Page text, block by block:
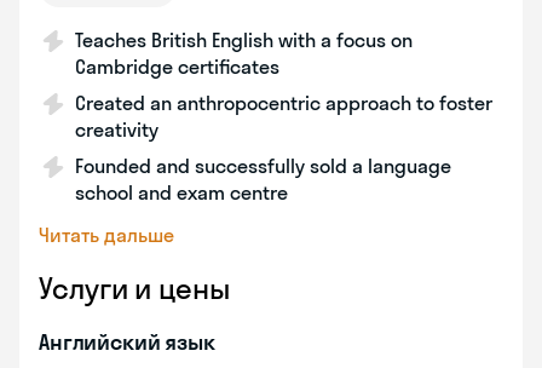
Teaches British English with a focus on
Cambridge certificates
Created an anthropocentric approach to foster
creativity
Founded and successfully sold a language
school and exam centre
Читать дальше
Услуги и цены
Английский язык